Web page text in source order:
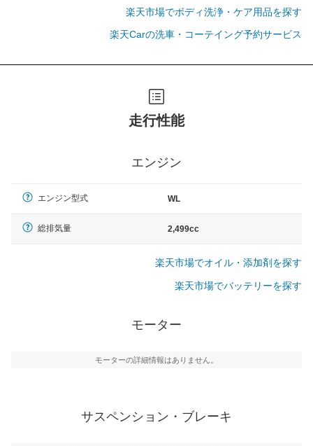
楽天市場でボディ洗浄・ケア用品を探す
楽天Carの洗車・コーテイング予約サービス
走行性能
エンジン
エンジン型式 WL
総排気量 2,499cc
楽天市場でオイル・添加剤を探す
楽天市場でバッテリーを探す
モーター
モーターの詳細情報はありません。
サスペンション・ブレーキ